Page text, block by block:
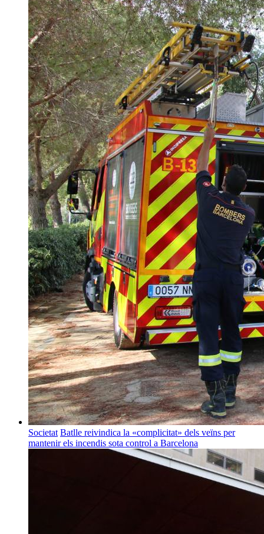
Societat Batlle reivindica la «complicitat» dels veïns per
mantenir els incendis sota control a Barcelona